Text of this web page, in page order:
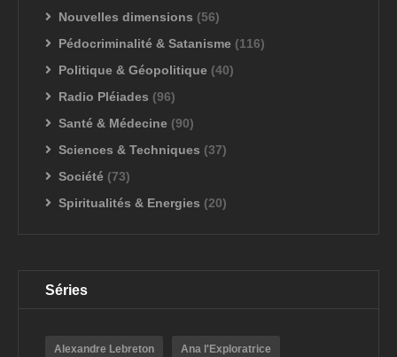
Nouvelles dimensions (56)
Pédocriminalité & Satanisme (116)
Politique & Géopolitique (40)
Radio Pléiades (96)
Santé & Médecine (90)
Sciences & Techniques (37)
Société (73)
Spiritualités & Energies (20)
Séries
Alexandre Lebreton Ana l'Exploratrice